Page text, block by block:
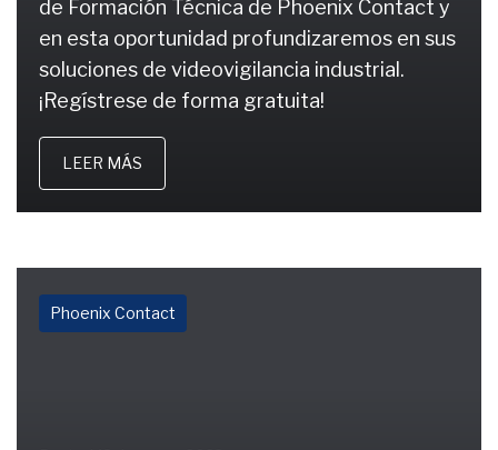
de Formación Técnica de Phoenix Contact y
en esta oportunidad profundizaremos en sus
soluciones de videovigilancia industrial.
¡Regístrese de forma gratuita!
LEER MÁS
Phoenix Contact